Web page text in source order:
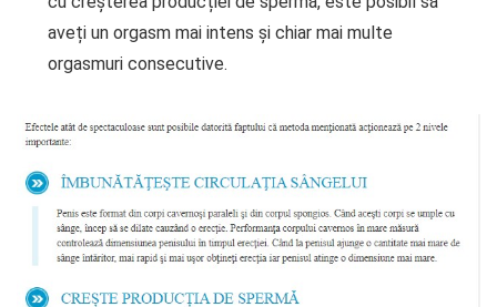
aveți un orgasm mai intens și chiar mai multe
orgasmuri consecutive.